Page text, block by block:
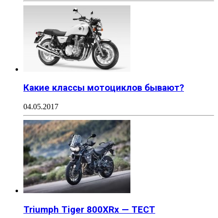
Какие классы мотоциклов бывают?
04.05.2017
Triumph Tiger 800XRx — ТЕСТ